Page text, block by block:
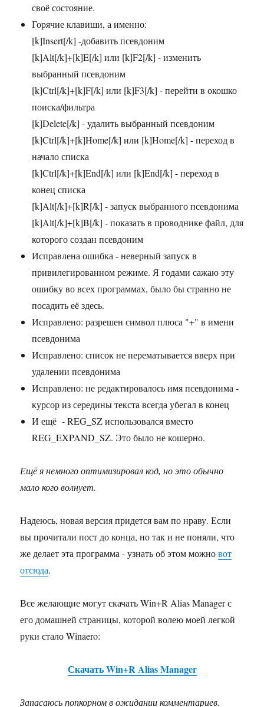
своё состояние.
Горячие клавиши, а именно:
[k]Insert[/k] -добавить псевдоним
[k]Alt[/k]+[k]E[/k] или [k]F2[/k] - изменить
выбранный псевдоним
[k]Ctrl[/k]+[k]F[/k] или [k]F3[/k] - перейти в окошко
поиска/фильтра
[k]Delete[/k] - удалить выбранный псевдоним
[k]Ctrl[/k]+[k]Home[/k] или [k]Home[/k] - переход в
начало списка
[k]Ctrl[/k]+[k]End[/k] или [k]End[/k] - переход в
конец списка
[k]Alt[/k]+[k]R[/k] - запуск выбранного псевдонима
[k]Alt[/k]+[k]B[/k] - показать в проводнике файл, для
которого создан псевдоним
Исправлена ошибка - неверный запуск в
привилегированном режиме. Я годами сажаю эту
ошибку во всех программах, было бы странно не
посадить её здесь.
Исправлено: разрешен символ плюса "+" в имени
псевдонима
Исправлено: список не перематывается вверх при
удалении псевдонима
Исправлено: не редактировалось имя псевдонима -
курсор из середины текста всегда убегал в конец
И ещё - REG_SZ использовался вместо
REG_EXPAND_SZ. Это было не кошерно.
Ещё я немного оптимизировал код, но это обычно
мало кого волнует.
Надеюсь, новая версия придется вам по нраву. Если
вы прочитали пост до конца, но так и не поняли, что
же делает эта программа - узнать об этом можновот
отсюда.
Все желающие могут скачать Win+R Alias Manager с
его домашней страницы, которой волею моей легкой
руки стало Winaero:
Скачать Win+R Alias Manager
Запасаюсь попкорном в ожидании комментариев.